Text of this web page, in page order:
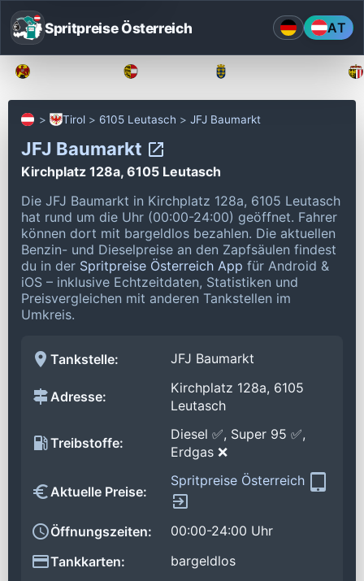
Spritpreise Österreich AT
Tirol 6105 Leutasch JFJ Baumarkt
JFJ Baumarkt
Kirchplatz 128a, 6105 Leutasch
Die JFJ Baumarkt in Kirchplatz 128a, 6105 Leutasch
hat rund um die Uhr (00:00-24:00) geöffnet. Fahrer
können dort mit bargeldlos bezahlen. Die aktuellen
Benzin- und Dieselpreise an den Zapfsäulen findest
du in der Spritpreise Österreich App für Android &
iOS – inklusive Echtzeitdaten, Statistiken und
Preisvergleichen mit anderen Tankstellen im
Umkreis.
Tankstelle: JFJ Baumarkt
Adresse:
Kirchplatz 128a, 6105
Leutasch
Treibstoffe:
Diesel ✅, Super 95 ✅,
Erdgas ❌
Aktuelle Preise:
Spritpreise Österreich
Öffnungszeiten:
00:00-24:00 Uhr
Tankkarten:
bargeldlos